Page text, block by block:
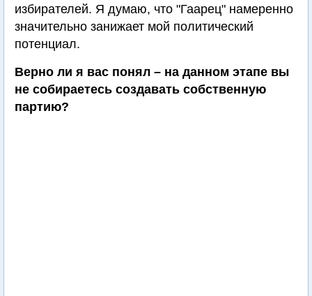
избирателей. Я думаю, что "Гаарец" намеренно
значительно занижает мой политический
потенциал.
Верно ли я вас понял – на данном этапе вы
не собираетесь создавать собственную
партию?